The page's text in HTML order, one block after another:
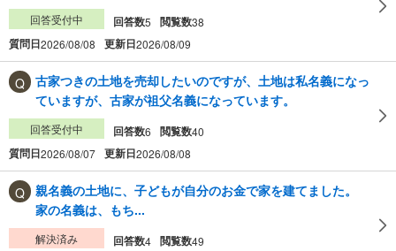
回答受付中 回答数5 閲覧数38
質問日2026/08/08 更新日2026/08/09
古家つきの土地を売却したいのですが、土地は私名義になっ
ていますが、古家が祖父名義になっています。
回答受付中 回答数6 閲覧数40
質問日2026/08/07 更新日2026/08/08
親名義の土地に、子どもが自分のお金で家を建てました。
家の名義は、もち...
解決済み 回答数4 閲覧数49